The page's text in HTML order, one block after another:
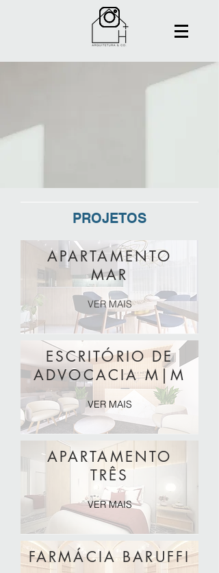
PROJETOS
APARTAMENTO
MAR
VER MAIS
ESCRITÓRIO DE
ADVOCACIA M|M
VER MAIS
APARTAMENTO
TRÊS
VER MAIS
FARMÁCIA BARUFFI